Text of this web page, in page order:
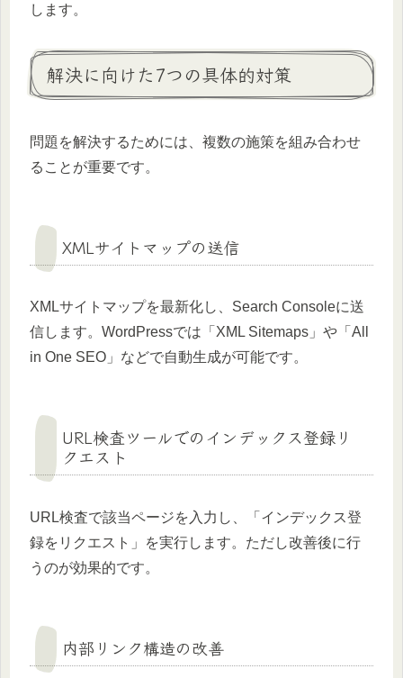
します。
解決に向けた7つの具体的対策
問題を解決するためには、複数の施策を組み合わせ
ることが重要です。
XMLサイトマップの送信
XMLサイトマップを最新化し、Search Consoleに送
信します。WordPressでは「XML Sitemaps」や「All
in One SEO」などで自動生成が可能です。
URL検査ツールでのインデックス登録リ
クエスト
URL検査で該当ページを入力し、「インデックス登
録をリクエスト」を実行します。ただし改善後に行
うのが効果的です。
内部リンク構造の改善